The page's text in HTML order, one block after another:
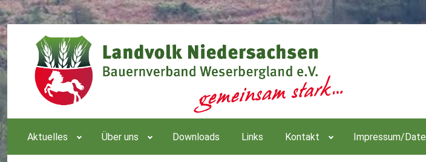
Aktuelles Über uns Downloads Links Kontakt Impressum/